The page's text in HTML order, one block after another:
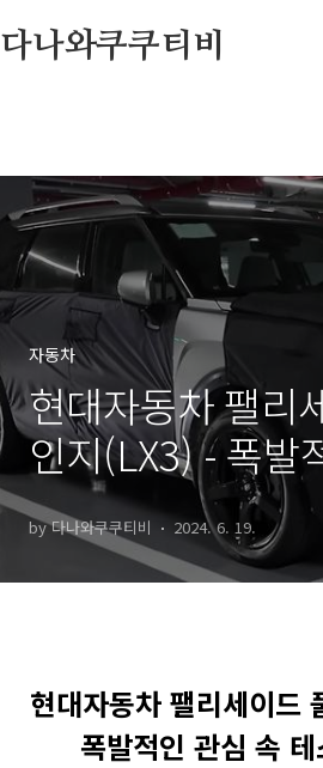
다나와쿠쿠티비
자동차
현대자동차 팰리
인지(LX3) - 폭발
테스트카 포착
by 다나와쿠쿠티비 2024. 6. 19.
현대자동차 팰리세이드
폭발적인 관심 속